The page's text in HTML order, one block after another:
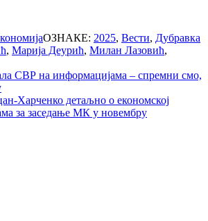
ОЗНАКЕ: 2025, Вести, Дубравка
, Марија Деурић, Милан Лазовић,
СВР на информацијама – спремни смо,
Харченко детаљно о економској
за заседање МК у новембру